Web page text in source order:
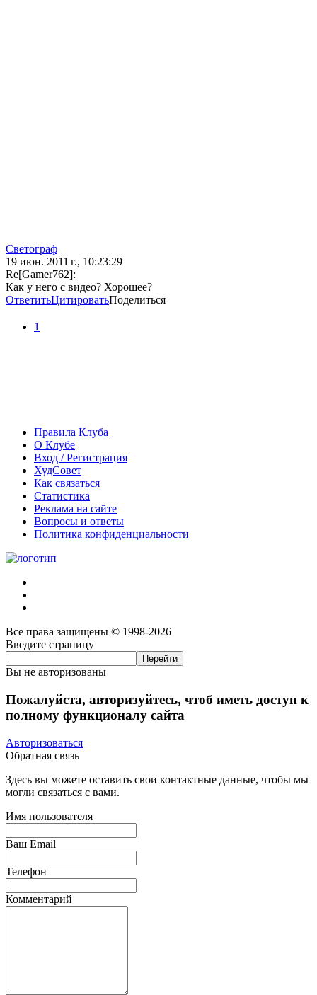
Светограф
19 июн. 2011 г., 10:23:29
Re[Gamer762]:
Как у него с видео? Хорошее?
ОтветитьЦитироватьПоделиться
1
Правила Клуба
О Клубе
Вход / Регистрация
ХудСовет
Как связаться
Статистика
Реклама на сайте
Вопросы и ответы
Политика конфиденциальности
Все права защищены © 1998-2026
Введите страницу
Вы не авторизованы
Пожалуйста, авторизуйтесь, чтоб иметь доступ к
полному функционалу сайта
Авторизоваться
Обратная связь
Здесь вы можете оставить свои контактные данные, чтобы мы
могли связаться с вами.
Имя пользователя
Ваш Email
Телефон
Комментарий